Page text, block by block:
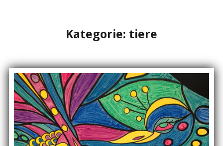
Kategorie: tiere